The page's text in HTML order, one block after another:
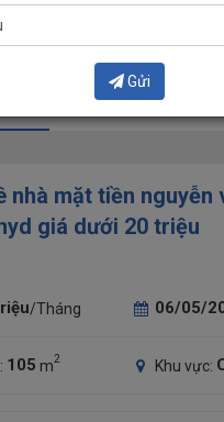
Video
nhà mặt tiền nguyễn
giá dưới 20 triệu
/Tháng 06/05/
105 m2 Khu vực:
Gửi